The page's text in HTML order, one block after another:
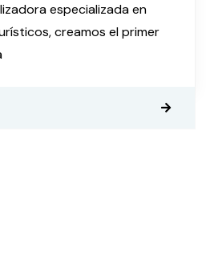
especializada en
creamos el primer